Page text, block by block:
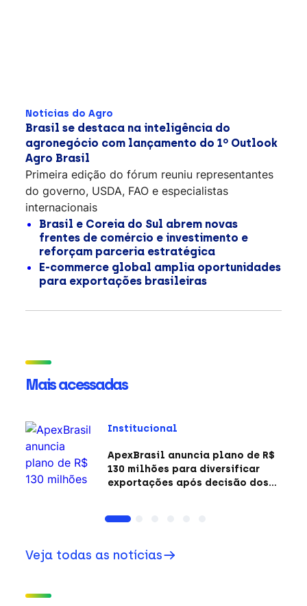
Notícias do Agro
Brasil se destaca na inteligência do
agronegócio com lançamento do 1º Outlook
Agro Brasil
Primeira edição do fórum reuniu representantes
do governo, USDA, FAO e especialistas
internacionais
Brasil e Coreia do Sul abrem novas
frentes de comércio e investimento e
reforçam parceria estratégica
E-commerce global amplia oportunidades
para exportações brasileiras
Mais acessadas
Institucional
ApexBrasil anuncia plano de R$
130 milhões para diversificar
exportações após decisão dos
Veja todas as notícias